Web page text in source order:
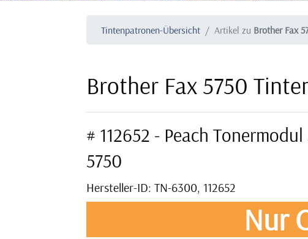
Tintenpatronen-Übersicht Artikel zu Brother Fax
Brother Fax 5750
# 112652 - Peach
5750
Hersteller-ID: TN-6300, 112652
Nur